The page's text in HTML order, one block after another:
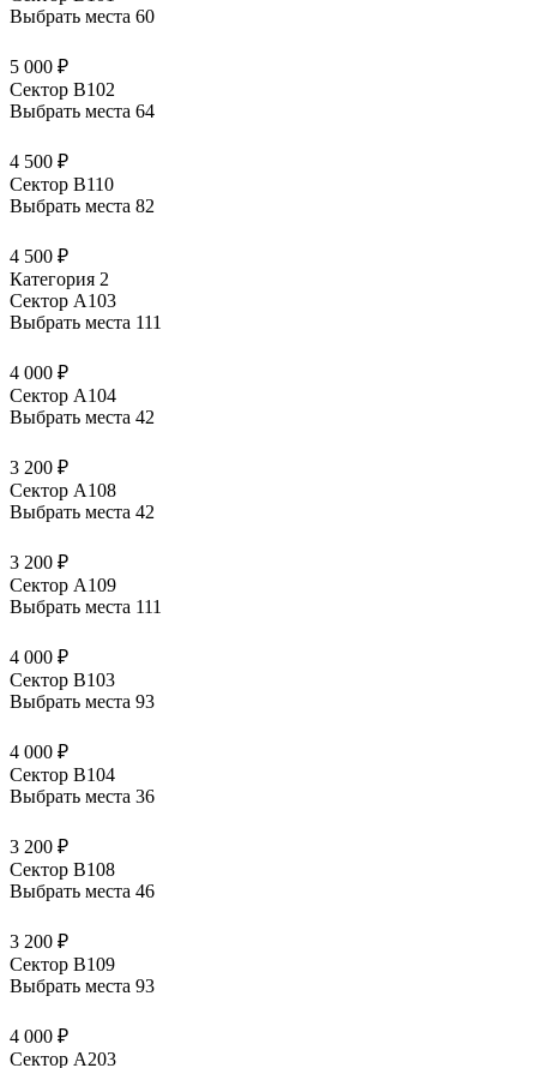
Выбрать места 60
5 000 ₽
Сектор В102
Выбрать места 64
4 500 ₽
Сектор В110
Выбрать места 82
4 500 ₽
Категория 2
Сектор А103
Выбрать места 111
4 000 ₽
Сектор А104
Выбрать места 42
3 200 ₽
Сектор А108
Выбрать места 42
3 200 ₽
Сектор А109
Выбрать места 111
4 000 ₽
Сектор В103
Выбрать места 93
4 000 ₽
Сектор В104
Выбрать места 36
3 200 ₽
Сектор В108
Выбрать места 46
3 200 ₽
Сектор В109
Выбрать места 93
4 000 ₽
Сектор А203